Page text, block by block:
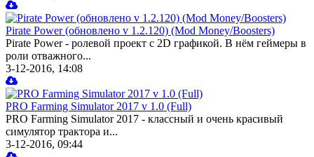
Pirate Power (обновлено v 1.2.120) (Mod Money/Boosters)
Pirate Power - ролевой проект с 2D графикой. В нём геймеры в
роли отважного...
3-12-2016, 14:08
PRO Farming Simulator 2017 v 1.0 (Full)
PRO Farming Simulator 2017 - классный и очень красивый
симулятор трактора и...
3-12-2016, 09:44